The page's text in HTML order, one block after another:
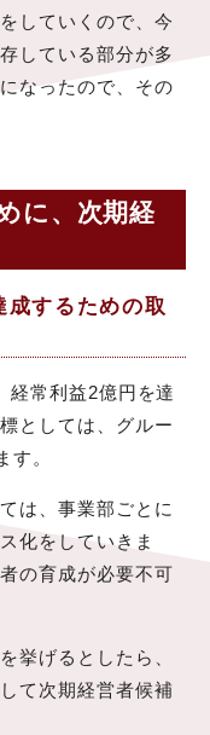
していくので、今
している部分が多
なったので、その
に、次期経
するための取
経常利益2億円を達
としては、グルー
す。
は、事業部ごとに
化をしていきま
の育成が必要不可
挙げるとしたら、
て次期経営者候補